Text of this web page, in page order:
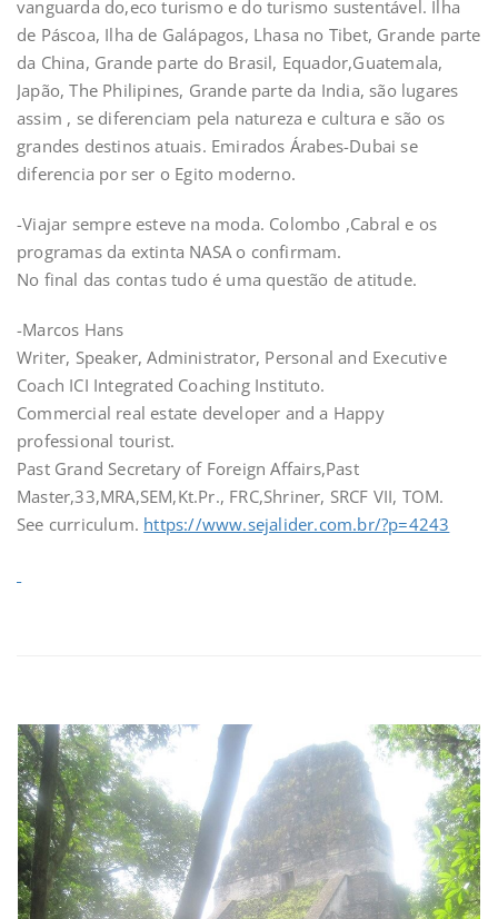
vanguarda do,eco turismo e do turismo sustentável. Ilha
de Páscoa, Ilha de Galápagos, Lhasa no Tibet, Grande parte
da China, Grande parte do Brasil, Equador,Guatemala,
Japão, The Philipines, Grande parte da India, são lugares
assim , se diferenciam pela natureza e cultura e são os
grandes destinos atuais. Emirados Árabes-Dubai se
diferencia por ser o Egito moderno.
-Viajar sempre esteve na moda. Colombo ,Cabral e os
programas da extinta NASA o confirmam.
No final das contas tudo é uma questão de atitude.
-Marcos Hans
Writer, Speaker, Administrator, Personal and Executive
Coach ICI Integrated Coaching Instituto.
Commercial real estate developer and a Happy
professional tourist.
Past Grand Secretary of Foreign Affairs,Past
Master,33,MRA,SEM,Kt.Pr., FRC,Shriner, SRCF VII, TOM.
See curriculum. https://www.sejalider.com.br/?p=4243